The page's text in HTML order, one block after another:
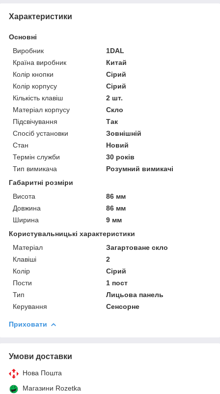
Характеристики
Основні
Виробник
1DAL
Країна виробник
Китай
Колір кнопки
Сірий
Колір корпусу
Сірий
Кількість клавіш
2 шт.
Матеріал корпусу
Скло
Підсвічування
Так
Спосіб установки
Зовнішній
Стан
Новий
Термін служби
30 років
Тип вимикача
Розумний вимикачі
Габаритні розміри
Висота
86 мм
Довжина
86 мм
Ширина
9 мм
Користувальницькі характеристики
Матеріал
Загартоване скло
Клавіші
2
Колір
Сірий
Пости
1 пост
Тип
Лицьова панель
Керування
Сенсорне
Приховати
Умови доставки
Нова Пошта
Магазини Rozetka